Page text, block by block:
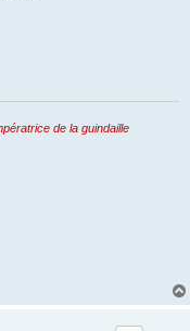
de la guindaille